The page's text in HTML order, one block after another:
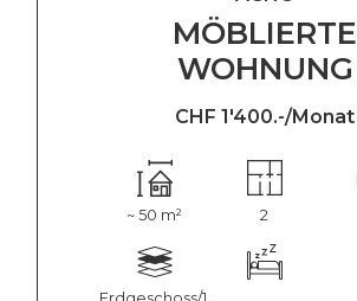
MÖBLIERTE
WOHNUNG
CHF 1'400.-/Monat
~ 50 m² 2